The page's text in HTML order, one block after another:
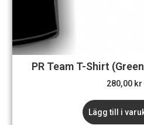
PR Team T-Shirt
280,00 kr
Lägg till i